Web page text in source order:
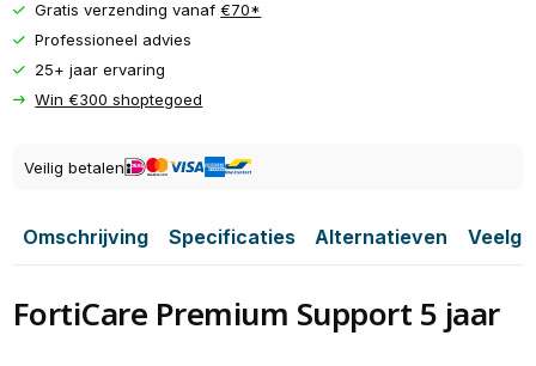
Gratis verzending vanaf€70*
Professioneel advies
25+ jaar ervaring
Win €300 shoptegoed
Veilig betalen
Omschrijving Specificaties Alternatieven
FortiCare Premium Support 5 jaar